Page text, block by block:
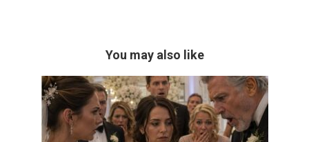
You may also like